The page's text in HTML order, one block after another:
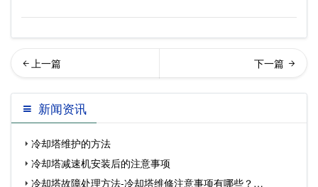
却塔防腐… 却塔钢结构的腐蚀问题
新闻资讯
冷却塔维护的方法
冷却塔减速机安装后的注意事项
冷却塔故障处理方法-冷却塔维修注意事项有哪些？…